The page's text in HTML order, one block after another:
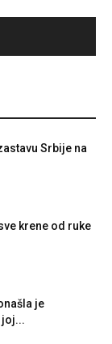
Srbije na
krene od ruke
je
joj...